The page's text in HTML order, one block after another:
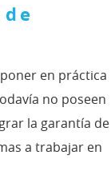
en práctica
no poseen
la garantía de
a trabajar en